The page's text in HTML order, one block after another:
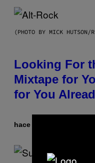
(PHOTO BY MICK HUTSON/
Looking For
Mixtape for
for You
hace 2 horas